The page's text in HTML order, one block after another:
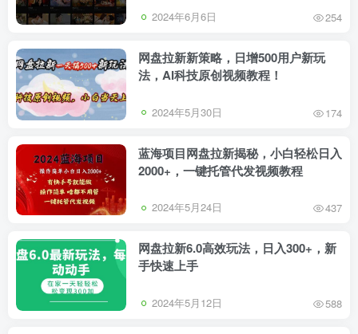
2024年6月6日 254
网盘拉新新策略，日增500用户新玩
法，AI科技原创视频教程！
2024年5月30日 174
蓝海项目网盘拉新揭秘，小白轻松日入
2000+，一键托管代发视频教程
2024年5月24日 437
网盘拉新6.0高效玩法，日入300+，新
手快速上手
2024年5月12日 588